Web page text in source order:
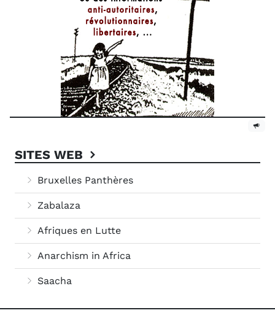
SITES WEB
Bruxelles Panthères
Zabalaza
Afriques en Lutte
Anarchism in Africa
Saacha